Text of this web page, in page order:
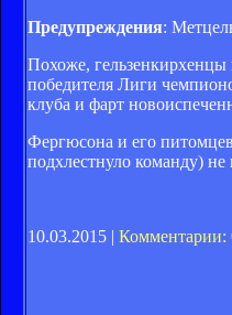
Предупреждения:
Похоже, гельзенкирхенцы
победителя Лиги
клуба и фарт
Фергюсона и его
подхлестнуло команду) не
10.03.2015 | Комментарии: